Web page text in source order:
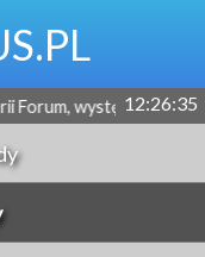
opóźnienia na
12:26:36